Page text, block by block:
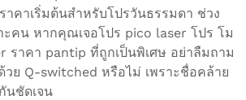
คาเริ่มต้นสำหรับโปรวันธรรมดา ช่วง
ะคน หากคุณเจอโปร pico laser โปร โม
ราคา pantip ที่ถูกเป็นพิเศษ อย่าลืมถาม
วย Q-switched หรือไม่ เพราะชื่อคล้าย
นชัดเจน